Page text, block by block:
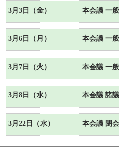
3月3日（金） 本会議 一
3月6日（月） 本会議 一
3月7日（火） 本会議 一
3月8日（水） 本会議 諸
3月22日（水） 本会議 閉会